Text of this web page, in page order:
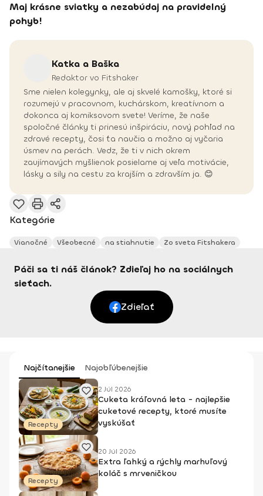
Maj krásne sviatky a nezabúdaj na pravidelný
pohyb!
Katka a Baška
Redaktor vo Fitshaker
Sme nielen kolegynky, ale aj skvelé kamošky, ktoré si
rozumejú v pracovnom, kuchárskom, kreatívnom a
dokonca aj komiksovom svete! Veríme, že naše
spoločné články ti prinesú inšpiráciu, nový pohľad na
zdravé recepty, čosi ťa naučia a možno aj vyčaria
úsmev na perách. Vedz, že ti v nich okrem
zaujímavých myšlienok posielame aj veľa motivácie,
lásky a sily na cestu za krajším a zdravším ja. 😊
Kategórie
Vianočné Všeobecné na stiahnutie Zo sveta Fitshakera
Páči sa ti náš článok? Zdieľaj ho na sociálnych
sieťach.
Zdieľať
Najčítanejšie Najobľúbenejšie
Recepty
2 Júl 2026
Cuketa kráľovná leta - najlepšie
cuketové recepty, ktoré musíte
vyskúšať
Recepty
20 Júl 2026
Extra ľahký a rýchly marhuľový
koláč s mrveničkou